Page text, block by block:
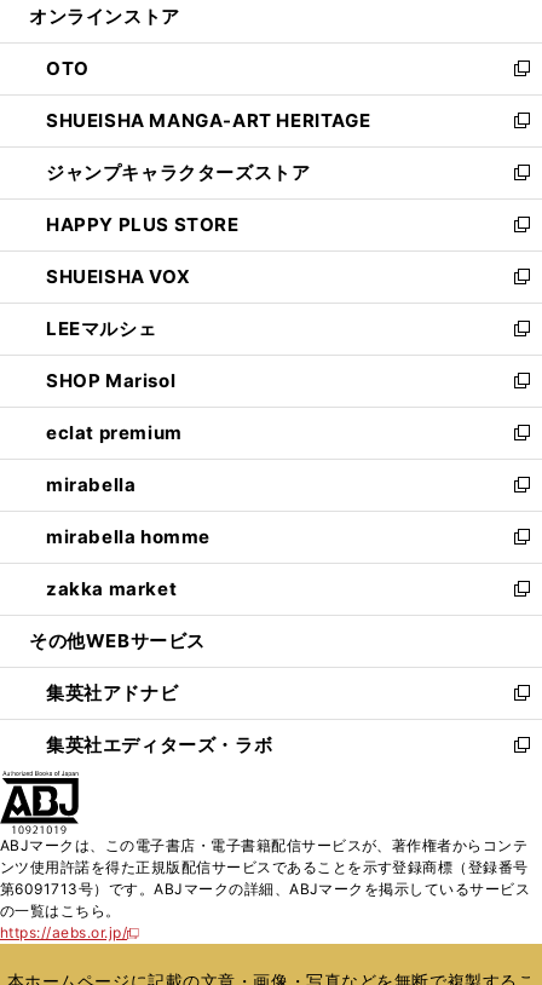
ウ
で
開
く
ン
ド
ウ
で
開
く
オンラインストア
OTO
新
し
い
ウ
ィ
ン
ド
ウ
で
開
く
SHUEISHA MANGA-ART HERITAGE
新
し
い
ウ
ィ
ン
ド
ウ
で
開
く
ジャンプキャラクターズストア
新
し
い
ウ
ィ
ン
ド
ウ
で
開
く
HAPPY PLUS STORE
新
し
い
ウ
ィ
ン
ド
ウ
で
開
く
SHUEISHA VOX
新
し
い
ウ
ィ
ン
ド
ウ
で
開
く
LEEマルシェ
新
し
い
ウ
ィ
ン
ド
ウ
で
開
く
SHOP Marisol
新
し
い
ウ
ィ
ン
ド
ウ
で
開
eclat premium
新
し
い
ウ
ィ
ン
ド
ウ
開
く
mirabella
新
し
い
ウ
ィ
ン
ウ
で
開
く
mirabella homme
新
し
い
ウ
ン
ド
ウ
で
zakka market
新
し
ウ
ィ
ン
ド
く
その他WEBサービス
集英社アドナビ
新
し
い
ド
ウ
で
集英社エディターズ・ラボ
新
ィ
ン
ド
開
ABJマークは、この電子書店・電子書籍配信サービスが、著作権者からコンテ
ンツ使用許諾を得た正規版配信サービスであることを示す登録商標（登録番号
第6091713号）です。ABJマークの詳細、ABJマークを掲示しているサービス
の一覧はこちら。
https://aebs.or.jp/
新
い